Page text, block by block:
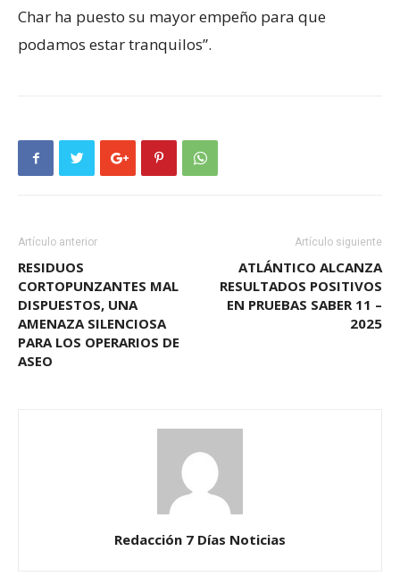
Char ha puesto su mayor empeño para que
podamos estar tranquilos”.
Artículo anterior
RESIDUOS
CORTOPUNZANTES MAL
DISPUESTOS, UNA
AMENAZA SILENCIOSA
PARA LOS OPERARIOS DE
ASEO
Artículo siguiente
ATLÁNTICO ALCANZA
RESULTADOS POSITIVOS
EN PRUEBAS SABER 11 –
2025
Redacción 7 Días Noticias